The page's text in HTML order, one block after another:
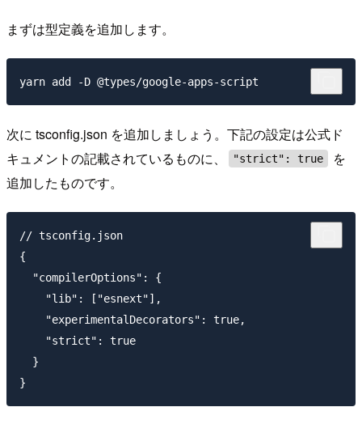
まずは型定義を追加します。
次に tsconfig.json を追加しましょう。下記の設定は公式ド
キュメントの記載されているものに、
"strict": true
を
追加したものです。
// tsconfig.json
{
  "compilerOptions": {
    "lib": ["esnext"],
    "experimentalDecorators": true,
    "strict": true
  }